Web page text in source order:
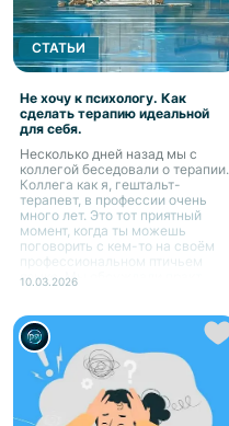
СТАТЬИ
Не хочу к психологу. Как
сделать терапию идеальной
для себя.
Несколько дней назад мы с
коллегой беседовали о терапии.
Коллега как я, гештальт-
терапевт, в профессии очень
много лет. Это тот приятный
момент, когда ты можешь
поговорить с кем-то на своём
профессиональном птичьем
языке. Мы обсуждали практ...
10.03.2026